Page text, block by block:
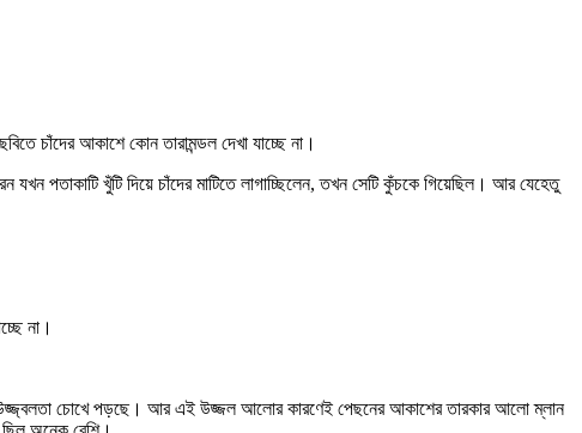
চাঁদের আকাশে কোন তারামন্ডল দেখা যাচ্ছে না।
পতাকাটি খুঁটি দিয়ে চাঁদের মাটিতে লাগাচ্ছিলেন, তখন সেটি কুঁচকে গিয়েছিল। আর যেহেতু
না।
উজ্জ্বলতা চোখে পড়ছে। আর এই উজ্জল আলোর কারণেই পেছনের আকাশের তারকার আলো ম্লান